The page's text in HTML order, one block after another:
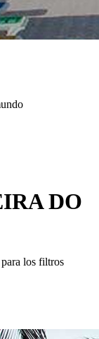
DO
los filtros